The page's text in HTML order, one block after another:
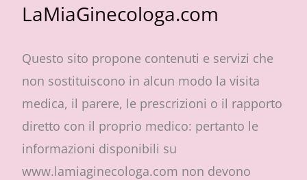
LaMiaGinecologa.com
Questo sito propone contenuti e servizi che
non sostituiscono in alcun modo la visita
medica, il parere, le prescrizioni o il rapporto
diretto con il proprio medico: pertanto le
informazioni disponibili su
www.lamiaginecologa.com non devono